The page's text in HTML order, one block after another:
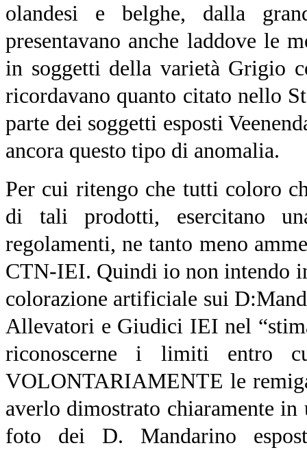
olandesi e belghe, dalla
presentavano anche laddove le
in soggetti della varietà Grigio
ricordavano quanto citato nello
parte dei soggetti esposti
ancora questo tipo di anomalia.
Per cui ritengo che tutti coloro
di tali prodotti, esercitano
regolamenti, ne tanto meno
CTN-IEI. Quindi io non intendo
colorazione artificiale sui
Allevatori e Giudici IEI nel
riconoscerne i limiti entro
VOLONTARIAMENTE le
averlo dimostrato chiaramente
foto dei D. Mandarino